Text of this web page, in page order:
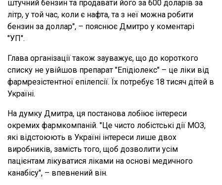
штучний бензин та продавати його за 600 доларів за
літр, у той час, коли є нафта, та з неї можна робити
бензин за доллар", – пояснює Дмитро у коментарі
"УП".
Глава організації також зауважує, що до короткого
списку не увійшов препарат "Епідіолекс" – це ліки від
фармрезістентної епілепсії. Їх потребує 18 тисяч дітей в
Україні.
На думку Дмитра, ця постанова лобіює інтереси
окремих фармкомпаній. "Це чисто лобістські дії МОЗ,
які відстоюють в Україні інтереси лише двох
виробників, замість того, щоб дозволити усім
пацієнтам лікуватися ліками на основі медичного
канабісу", – впевнений він.